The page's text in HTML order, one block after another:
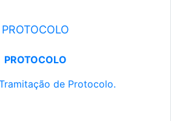
PROTOCOLO
PROTOCOLO
de Protocolo.